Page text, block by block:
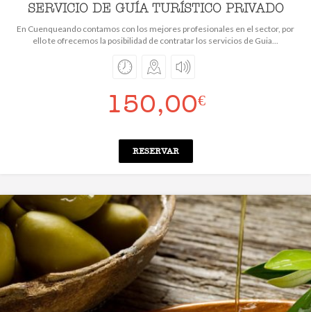
SERVICIO DE GUÍA TURÍSTICO PRIVADO
En Cuenqueando contamos con los mejores profesionales en el sector, por
ello te ofrecemos la posibilidad de contratar los servicios de Guia...
150,00€
RESERVAR